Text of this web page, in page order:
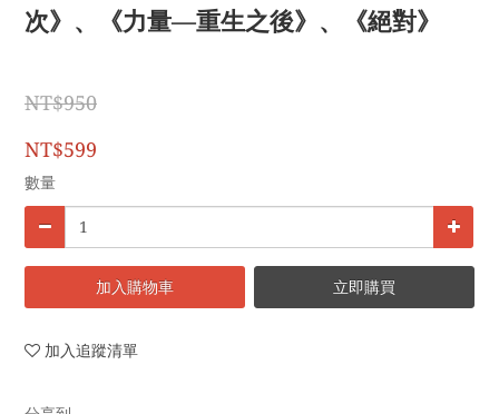
次》、《力量—重生之後》、《絕對》
NT$950
NT$599
數量
加入購物車 立即購買
加入追蹤清單